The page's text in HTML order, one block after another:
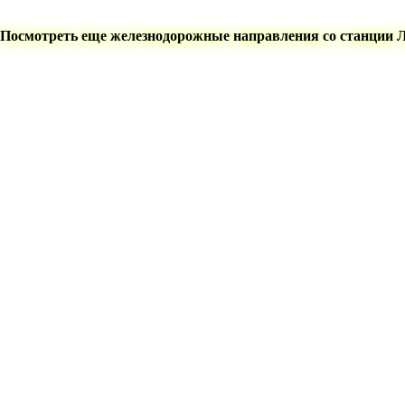
Посмотреть еще железнодорожные направления со станции